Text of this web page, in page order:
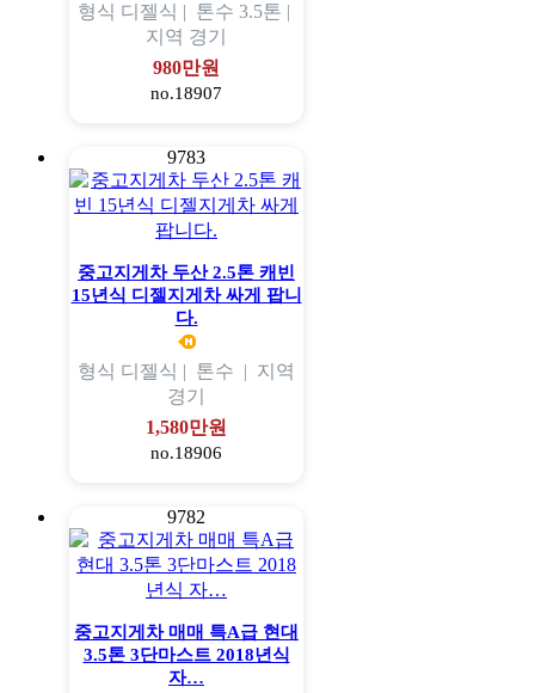
형식 디젤식 | 톤수 3.5톤 |
지역 경기
980만원
no.18907
9783
중고지게차 두산 2.5톤 캐빈
15년식 디젤지게차 싸게 팝니
다.
형식 디젤식 | 톤수 | 지역
경기
1,580만원
no.18906
9782
중고지게차 매매 특A급 현대
3.5톤 3단마스트 2018년식
자…